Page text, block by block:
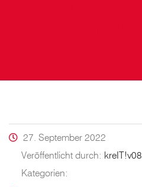
27. September 2022
Veröffentlicht durch: kreIT!v08
Kategorien: